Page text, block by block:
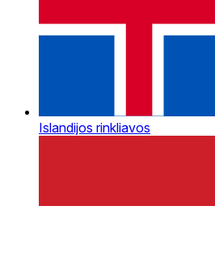
Islandijos rinkliavos